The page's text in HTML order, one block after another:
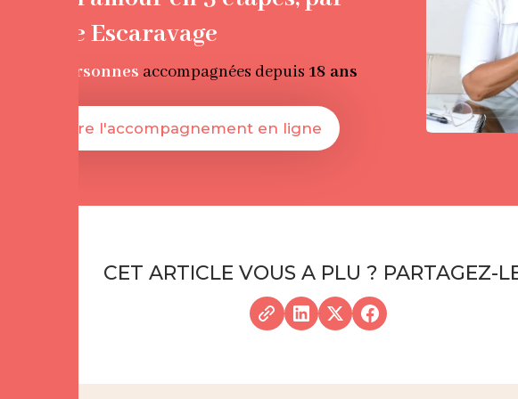
Florence Escaravage
personnes accompagnées depuis 18 ans
Je démarre l'accompagnement en ligne
CET ARTICLE VOUS A PLU ? PARTAGEZ-